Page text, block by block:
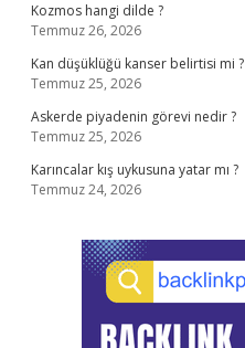
Kozmos hangi dilde ?
Temmuz 26, 2026
Kan düşüklüğü kanser belirtisi mi ?
Temmuz 25, 2026
Askerde piyadenin görevi nedir ?
Temmuz 25, 2026
Karıncalar kış uykusuna yatar mı ?
Temmuz 24, 2026